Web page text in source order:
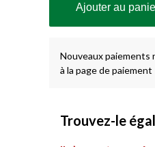
Ajouter au
Nouveaux paiements
à la page de paiement
Trouvez-le